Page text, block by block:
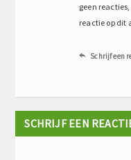
geen
reactie op dit
 Schrijf een
SCHRIJF EEN